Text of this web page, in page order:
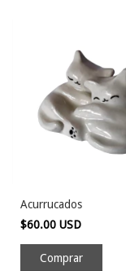
Acurrucados
$60.00 USD